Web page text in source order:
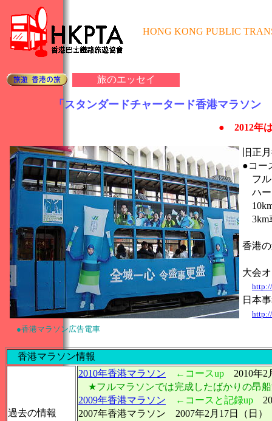
HONG KONG PUBLIC
旅のエッセイ
「スタンダードチャータード香港マラソン
● 2012年
旧正
●コー
フル
ハー
3km
香港
大会
日本
●香港マラソン広告電車
香港マラソン情報
過去の情報
2010年香港マラソン ←コースup 2010年
★フルマラソンでは完成したばかりの昂
2009年香港マラソン ←コースと記録up
2007年香港マラソン 2007年2月17日（日）